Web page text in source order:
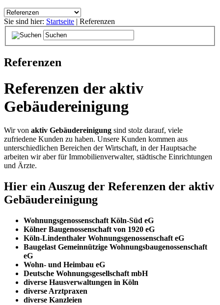
Sie sind hier: Startseite | Referenzen
Referenzen
Referenzen der aktiv
Gebäudereinigung
Wir von aktiv Gebäudereinigung sind stolz darauf, viele
zufriedene Kunden zu haben. Unsere Kunden kommen aus
unterschiedlichen Bereichen der Wirtschaft, in der Hauptsache
arbeiten wir aber für Immobilienverwalter, städtische Einrichtungen
und Ärzte.
Hier ein Auszug der Referenzen der aktiv
Gebäudereinigung
Wohnungsgenossenschaft Köln-Süd eG
Kölner Baugenossenschaft von 1920 eG
Köln-Lindenthaler Wohnungsgenossenschaft eG
Baugelast Gemeinnützige Wohnungsbaugenossenschaft
eG
Wohn- und Heimbau eG
Deutsche Wohnungsgesellschaft mbH
diverse Hausverwaltungen in Köln
diverse Arztpraxen
diverse Kanzleien